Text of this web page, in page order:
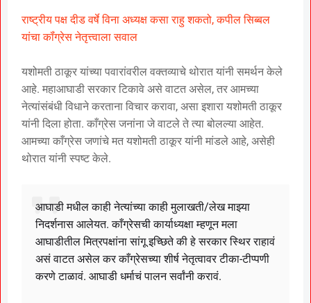
राष्ट्रीय पक्ष दीड वर्षे विना अध्यक्ष कसा राहु शकतो, कपील सिब्बल
यांचा कॉंग्रेस नेतृत्त्वाला सवाल
यशोमती ठाकूर यांच्या पवारांवरील वक्तव्याचे थोरात यांनी समर्थन केले
आहे. महाआघाडी सरकार टिकावे असे वाटत असेल, तर आमच्या
नेत्यांसंबंधी विधाने करताना विचार करावा, असा इशारा यशोमती ठाकूर
यांनी दिला होता. काँग्रेस जनांना जे वाटले ते त्या बोलल्या आहेत.
आमच्या काँग्रेस जणांचे मत यशोमती ठाकूर यांनी मांडले आहे, असेही
थोरात यांनी स्पष्ट केले.
आघाडी मधील काही नेत्यांच्या काही मुलाखती/लेख माझ्या
निदर्शनास आलेयत. काँग्रेसची कार्याध्यक्षा म्हणून मला
आघाडीतील मित्रपक्षांना सांगू इच्छिते की हे सरकार स्थिर राहावं
असं वाटत असेल कर काँग्रेसच्या शीर्ष नेतृत्वावर टीका-टीप्पणी
करणे टाळावं. आघाडी धर्माचं पालन सर्वांनी करावं.